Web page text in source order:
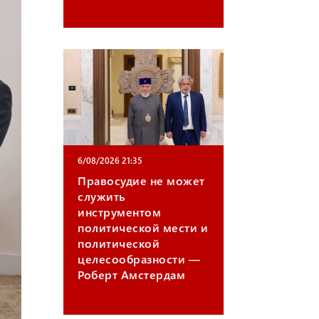
6/08/2026 21:35
Правосудие не может
служить
инструментом
политической мести и
политической
целесообразности —
Роберт Амстердам